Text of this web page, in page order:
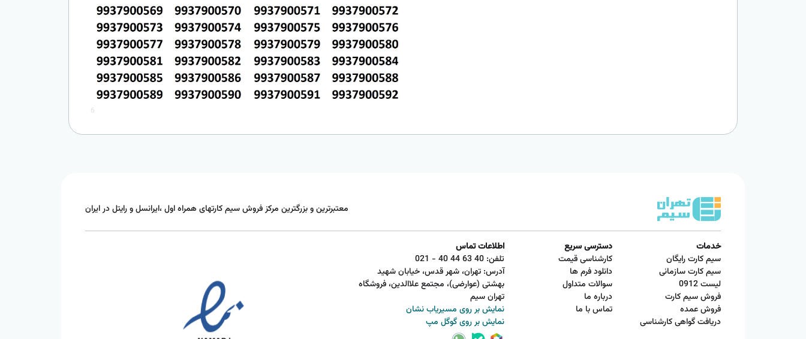
6
معتبرترین و بزرگترین مرکز فروش سیم کارتهای همراه اول ،ایرانسل و رایتل در ایران
خدمات
سیم کارت رایگان
سیم کارت سازمانی
لیست 0912
فروش سیم کارت
فروش عمده
دریافت گواهی کارشناسی
دسترسی سریع
کارشناسی قیمت
دانلود فرم ها
سوالات متداول
درباره ما
تماس با ما
اطلاعات تماس
تلفن:021 - 40 44 63 40
آدرس: تهران، شهر قدس، خیابان شهید
بهشتی (عوارضی)، مجتمع علاالدین، فروشگاه
تهران سیم
نمایش بر روی مسیریاب نشان
نمایش بر روی گوگل مپ